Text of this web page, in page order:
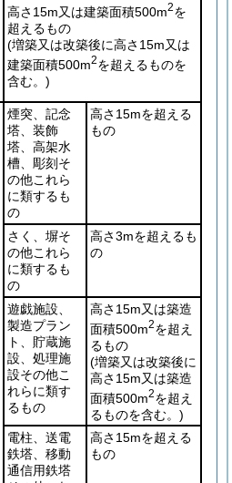
高さ15m又は建築面積500m2を
超えるもの
(増築又は改築後に高さ15m又は
建築面積500m2を超えるものを
含む。)
煙突、記念
塔、装飾
塔、高架水
槽、彫刻そ
の他これら
に類するも
の
高さ15mを超える
もの
さく、塀そ
の他これら
に類するも
の
高さ3mを超えるも
の
遊戯施設、
製造プラン
ト、貯蔵施
設、処理施
設その他こ
れらに類す
るもの
高さ15m又は築造
面積500m2を超え
るもの
(増築又は改築後に
高さ15m又は築造
面積500m2を超え
るものを含む。)
電柱、送電
鉄塔、移動
通信用鉄塔
高さ15mを超える
もの